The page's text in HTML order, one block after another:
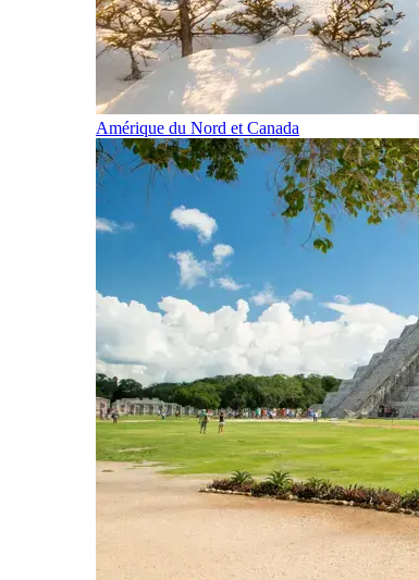
Amérique du Nord et Canada